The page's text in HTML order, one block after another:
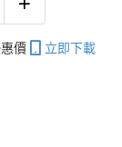
價 立即下載